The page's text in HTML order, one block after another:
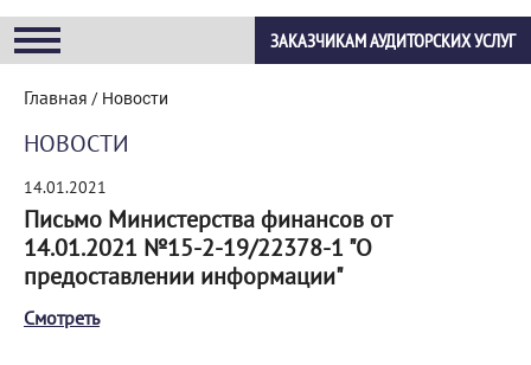
ЗАКАЗЧИКАМ АУДИТОРСКИХ УСЛУГ
Главная / Новости
НОВОСТИ
14.01.2021
Письмо Министерства финансов от
14.01.2021 №15-2-19/22378-1 "О
предоставлении информации"
Смотреть